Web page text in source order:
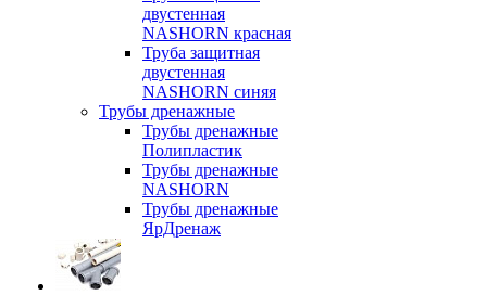
двустенная
NASHORN красная
Труба защитная
двустенная
NASHORN синяя
Трубы дренажные
Трубы дренажные
Полипластик
Трубы дренажные
NASHORN
Трубы дренажные
ЯрДренаж